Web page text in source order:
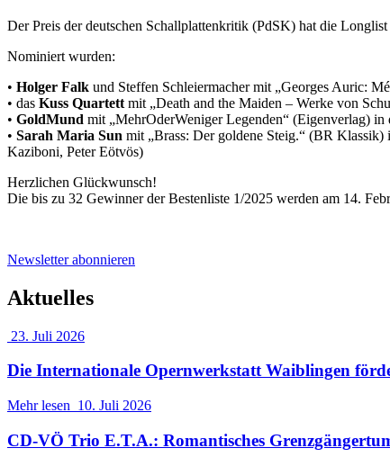
Der Preis der deutschen Schallplattenkritik (PdSK) hat die
Nominiert wurden:
• Holger Falk und Steffen Schleiermacher mit „Georges Auric:
• das Kuss Quartett mit „Death and the Maiden – Werke von
• GoldMund mit „MehrOderWeniger Legenden“ (Eigenverlag) in
• Sarah Maria Sun mit „Brass: Der goldene Steig.“ (BR
Kaziboni, Peter Eötvös)
Herzlichen Glückwunsch!
Die bis zu 32 Gewinner der Bestenliste 1/2025 werden am 14.
Newsletter abonnieren
Aktuelles
23. Juli 2026
Die Internationale Opernwerkstatt Waiblingen
Mehr lesen 10. Juli 2026
CD-VÖ Trio E.T.A.: Romantisches